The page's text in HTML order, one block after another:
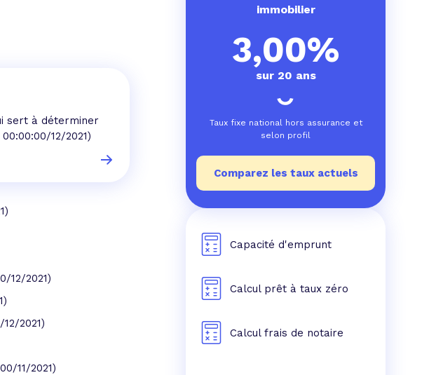
Toutes les simulations de rachat de crédit
sert à déterminer
12/2021)
12/2021)
2021)
11/2021)
immobilier
3,00%
sur 20 ans
Taux fixe national hors assurance et
selon profil
Comparez les taux actuels
Capacité d'emprunt
Calcul prêt à taux zéro
Calcul frais de notaire